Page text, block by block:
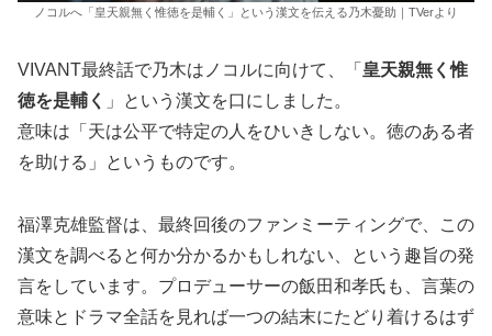
ノコルへ「皇天親無く惟徳を是輔く」という漢文を伝える乃木憂助｜TVerより
VIVANT最終話で乃木はノコルに向けて、「 皇天親無く惟
徳を是輔く
」という漢文を口にしました。
意味は「天は公平で特定の人をひいきしない。徳のある者
を助ける」というものです。
福澤克雄監督は、最終回後のファンミーティングで、この
漢文を調べると何か分かるかもしれない、という趣旨の発
言をしています。プロデューサーの飯田和孝氏も、言葉の
意味とドラマ全話を見れば一つの結末にたどり着けるはず